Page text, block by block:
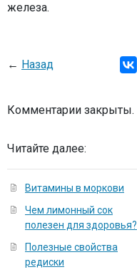
железа.
← Назад
Комментарии закрыты.
Читайте далее:
Витамины в моркови
Чем лимонный сок
полезен для здоровья?
Полезные свойства
редиски